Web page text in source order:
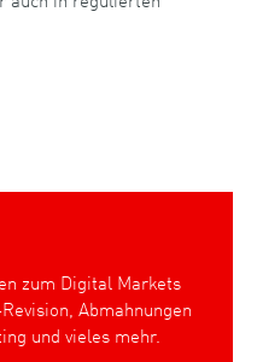
zum Digital Markets
Abmahnungen
und vieles mehr.